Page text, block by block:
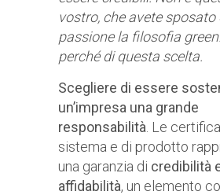
vostro, che avete sposato
passione la filosofia
perché di questa scelta.
Scegliere di essere
un’impresa una grande
responsabilità . Le
sistema e di prodotto
una garanzia di credibilità
affidabilità, un elemento